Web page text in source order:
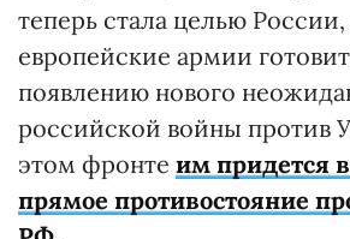
теперь стала целью России,
европейские армии
появлению нового
российской войны против
этом фронте им придется
прямое противостояние